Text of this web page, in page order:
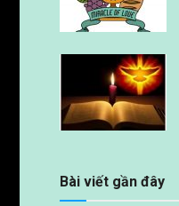
Bài viết gần đây